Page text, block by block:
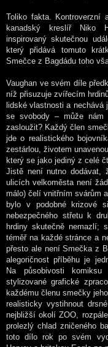
Toliko fakta. Kontroverzní
kanadský kreslíř Niko
inspirovaný skutečnou
který přidává tomuto
Smečce z Bagdádu toho
Vaughan ve svém díle
níž přisuzuje zvířecím
lidské vlastnosti a
se svobody – může
zasloužit? Každý člen
jde o realistického
zestárlou, životem
který se jako jediný z celé
Jistě není nutno dodávat,
ulicích velkoměsta není
málo) čelí vnitřním svárům
bylo v podobné krizové
nebezpečného střetu k
hrdiny skutečně nemazlí;
téměř na každé stránce a
přesto ale není Smečka z
alegoričnost příběhu je
Na působivosti
stylizované grafické
každému členu smečky
realisticky vystihnout
nejbližší okolí ZOO,
prolezlý chlad zničeného
toto dílo rok po svém